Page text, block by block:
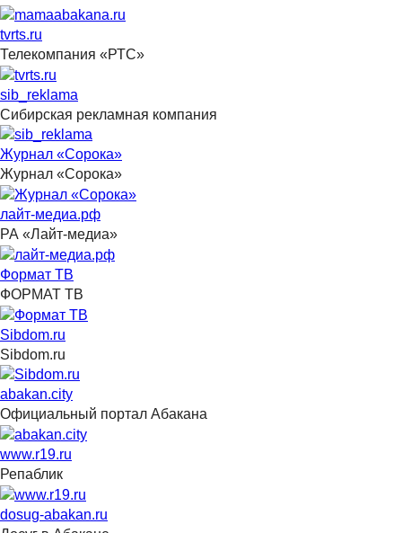
tvrts.ru
Телекомпания «РТС»
sib_reklama
Сибирская рекламная компания
Журнал «Сорока»
Журнал «Сорока»
лайт-медиа.рф
РА «Лайт-медиа»
Формат ТВ
ФОРМАТ ТВ
Sibdom.ru
Sibdom.ru
abakan.city
Официальный портал Абакана
www.r19.ru
Репаблик
dosug-abakan.ru